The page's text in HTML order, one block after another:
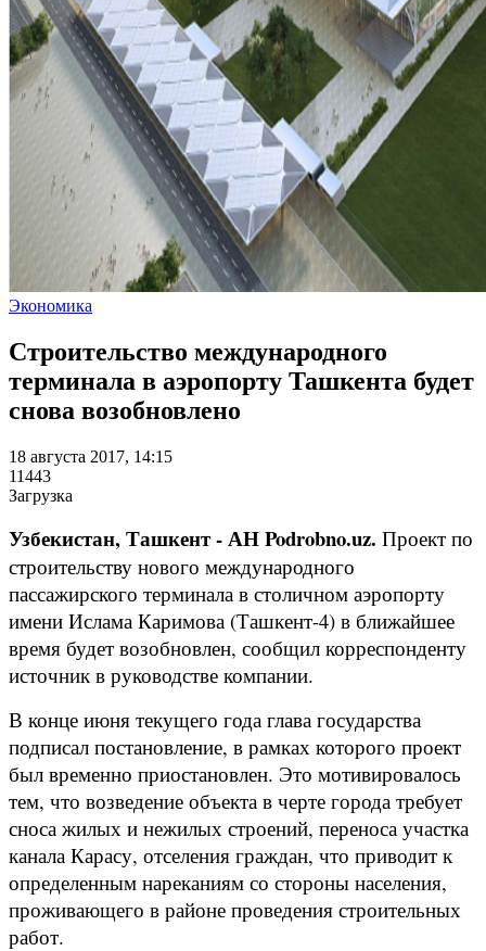
Экономика
Строительство международного
терминала в аэропорту Ташкента будет
снова возобновлено
18 августа 2017, 14:15
11443
Загрузка
Узбекистан, Ташкент - АН Podrobno.uz. Проект по
строительству нового международного
пассажирского терминала в столичном аэропорту
имени Ислама Каримова (Ташкент-4) в ближайшее
время будет возобновлен, сообщил корреспонденту
источник в руководстве компании.
В конце июня текущего года глава государства
подписал постановление, в рамках которого проект
был временно приостановлен. Это мотивировалось
тем, что возведение объекта в черте города требует
сноса жилых и нежилых строений, переноса участка
канала Карасу, отселения граждан, что приводит к
определенным нареканиям со стороны населения,
проживающего в районе проведения строительных
работ.